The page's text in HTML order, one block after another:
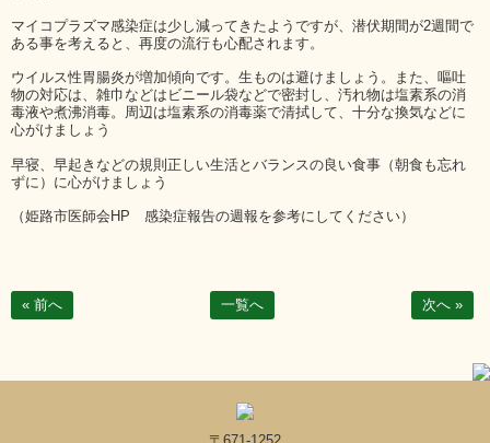
マイコプラズマ感染症は少し減ってきたようですが、潜伏期間が2週間で
ある事を考えると、再度の流行も心配されます。
ウイルス性胃腸炎が増加傾向です。生ものは避けましょう。また、嘔吐
物の対応は、雑巾などはビニール袋などで密封し、汚れ物は塩素系の消
毒液や煮沸消毒。周辺は塩素系の消毒薬で清拭して、十分な換気などに
心がけましょう
早寝、早起きなどの規則正しい生活とバランスの良い食事（朝食も忘れ
ずに）に心がけましょう
（姫路市医師会HP 感染症報告の週報を参考にしてください）
« 前へ 一覧へ 次へ »